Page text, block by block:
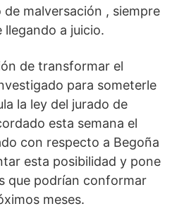
malversación , siempre
llegando a juicio.
de transformar el
para someterle
la ley del jurado de
esta semana el
con respecto a Begoña
esta posibilidad y pone
que podrían conformar
meses.